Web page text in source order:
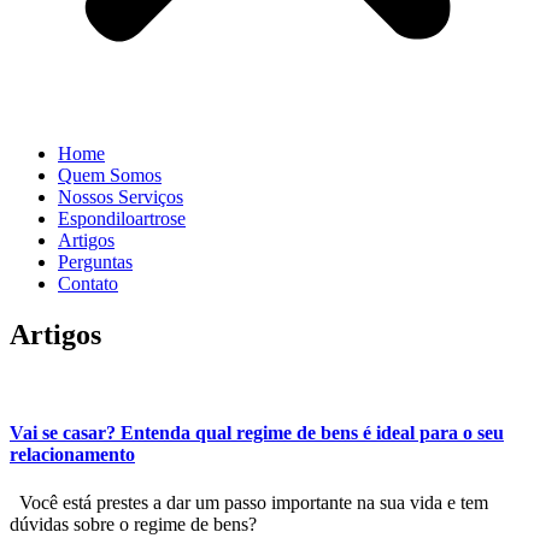
Home
Quem Somos
Nossos Serviços
Espondiloartrose
Artigos
Perguntas
Contato
Artigos
Vai se casar? Entenda qual regime de bens é ideal para o seu
relacionamento
Você está prestes a dar um passo importante na sua vida e tem
dúvidas sobre o regime de bens?